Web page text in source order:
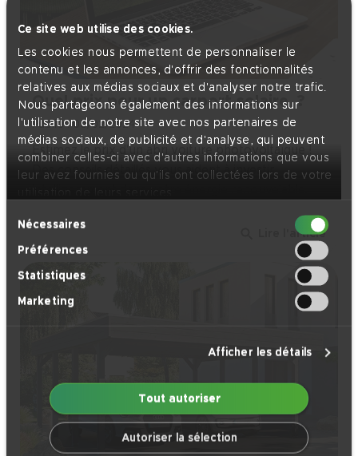
Ce site web utilise des cookies.
Les cookies nous permettent de personnaliser le
contenu et les annonces, d'offrir des fonctionnalités
relatives aux médias sociaux et d'analyser notre trafic.
Nous partageons également des informations sur
l'utilisation de notre site avec nos partenaires de
médias sociaux, de publicité et d'analyse, qui peuvent
combiner celles-ci avec d'autres informations que vous
leur avez fournies ou qu'ils ont collectées lors de votre
Sélection
Nécessaires
Préférences
Statistiques
Marketing
Afficher les détails
Tout autoriser
Autoriser la sélection
Quel prix pour un carport solaire ?
Publié : 05/02/2024
Estimez le prix d'un abri voiture photovoltaïque !
Des conseils détaillés vous aident à investir
Lire l'article